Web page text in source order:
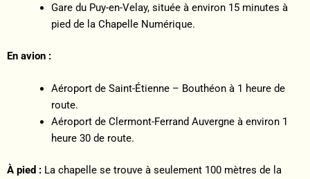
Gare du Puy-en-Velay, située à environ 15 minutes à
pied de la Chapelle Numérique.
En avion :
Aéroport de Saint-Étienne – Bouthéon à 1 heure de
route.
Aéroport de Clermont-Ferrand Auvergne à environ 1
heure 30 de route.
À pied : La chapelle se trouve à seulement 100 mètres de la